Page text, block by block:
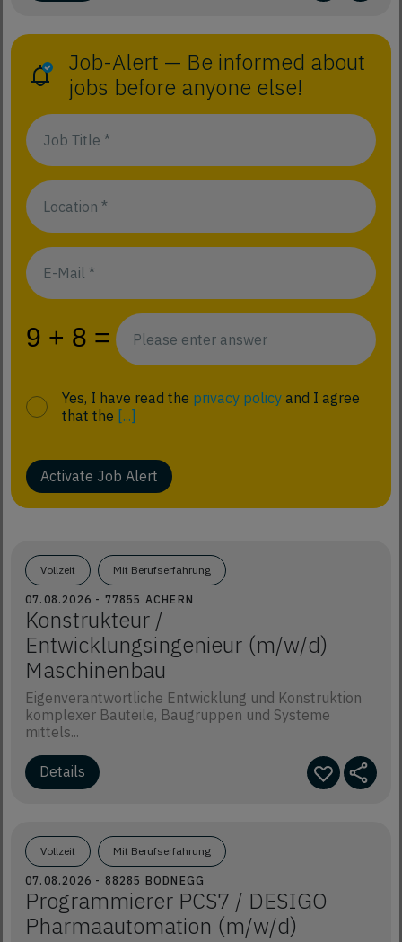
Job-Alert — Be informed about
jobs before anyone else!
Yes, I have read the privacy policy and I agree
that the [...]
Activate Job Alert
Vollzeit Mit Berufserfahrung
07.08.2026 - 77855 ACHERN
Konstrukteur /
Entwicklungsingenieur (m/w/d)
Maschinenbau
Eigenverantwortliche Entwicklung und Konstruktion
komplexer Bauteile, Baugruppen und Systeme
mittels...
Details
Vollzeit Mit Berufserfahrung
07.08.2026 - 88285 BODNEGG
Programmierer PCS7 / DESIGO
Pharmaautomation (m/w/d)